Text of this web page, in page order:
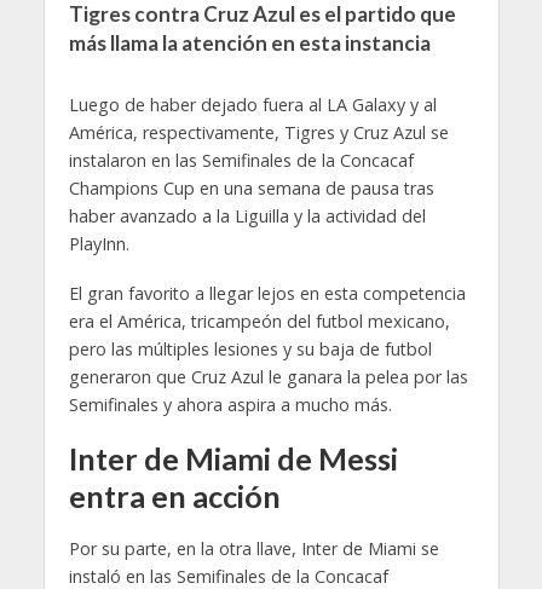
Tigres contra Cruz Azul es el partido que
más llama la atención en esta instancia
Luego de haber dejado fuera al LA Galaxy y al
América, respectivamente, Tigres y Cruz Azul se
instalaron en las Semifinales de la Concacaf
Champions Cup en una semana de pausa tras
haber avanzado a la Liguilla y la actividad del
PlayInn.
El gran favorito a llegar lejos en esta competencia
era el América, tricampeón del futbol mexicano,
pero las múltiples lesiones y su baja de futbol
generaron que Cruz Azul le ganara la pelea por las
Semifinales y ahora aspira a mucho más.
Inter de Miami de Messi
entra en acción
Por su parte, en la otra llave, Inter de Miami se
instaló en las Semifinales de la Concacaf